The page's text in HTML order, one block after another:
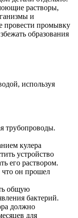
растворы,
и
провести промывку
образования
используя
трубопроводы.
кулера
устройство
его раствором.
что он прошел
общую
бактерий.
должно
для